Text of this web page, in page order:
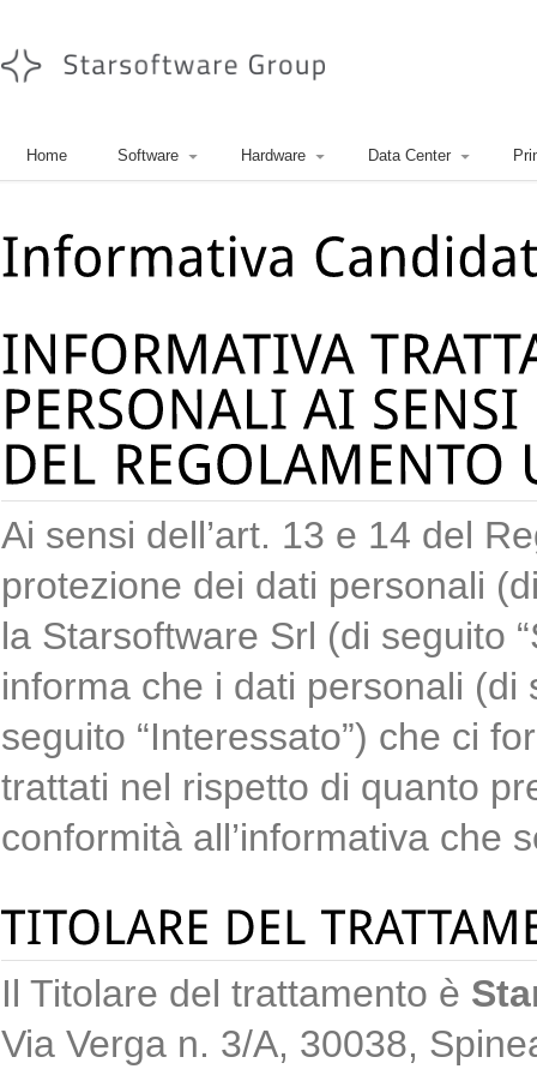
Home Software Hardware Data Center
Ai sensi dell’art. 13 e 14 del
protezione dei dati personali
la Starsoftware Srl (di seguito
informa che i dati personali (di
seguito “Interessato”) che ci
trattati nel rispetto di quanto
conformità all’informativa che
Il Titolare del trattamento è
Via Verga n. 3/A, 30038,